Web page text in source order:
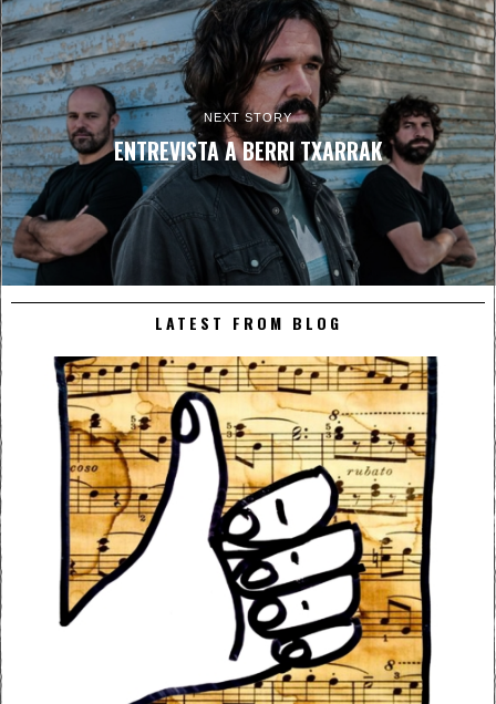
NEXT STORY
ENTREVISTA A BERRI TXARRAK
LATEST FROM BLOG